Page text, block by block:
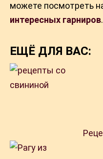
можете посмотреть
интересных гарниров.
ЕЩЁ ДЛЯ ВАС: